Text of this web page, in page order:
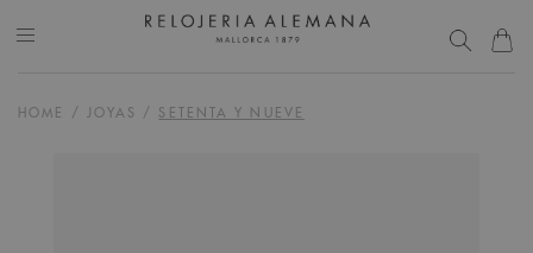
HOME / JOYAS / SETENTA Y NUEVE